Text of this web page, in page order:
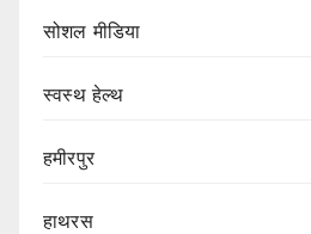
सोशल मीडिया
स्वस्थ हेल्थ
हमीरपुर
हाथरस